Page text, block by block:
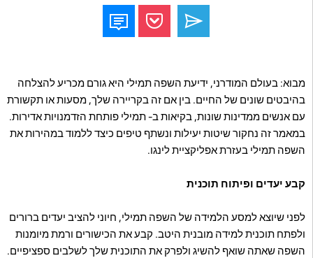
מבוא: בעולם המודרני, ידיעת השפה תמילי היא גורם מכריע להצלחה
בהיבטים שונים של החיים. בין אם זה בקריירה שלך, מסעות או תקשורת
עם אנשים ממדינות שונות, בקיאות ב- תמילי פותחת הזדמנויות אדירות.
במאמר זה נחקור שיטות יעילות ונשתף טיפים כיצד ללמוד במהירות את
השפה תמילי בעזרת אפליקציית לינגו.
קבע יעדים ופיתוח תוכנית
לפני שיוצא למסע הלמידה של השפה תמילי, חיוני להציב יעדים ברורים
ולפתח תוכנית למידה מובנית היטב. קבע את הכישורים ורמת מיומנות
השפה שאתה שואף להשיג ולפרק את התוכנית שלך לשלבים ספציפיים.